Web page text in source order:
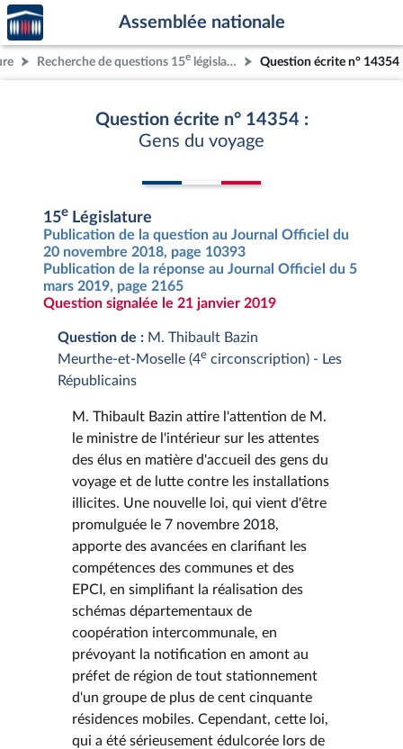
Aller au contenu
Aller en bas de la page
Accèder
à la
page
d'accueil
Assemblée nationale
Recherche de questions 15e législature Question écrite n° 14354
Question écrite n° 14354 :
Gens du voyage
15e Législature
Publication de la question au Journal Officiel du
20 novembre 2018, page 10393
Publication de la réponse au Journal Officiel du 5
mars 2019, page 2165
Question signalée le 21 janvier 2019
Question de : M. Thibault Bazin
Meurthe-et-Moselle (4e circonscription) - Les
Républicains
M. Thibault Bazin attire l'attention de M.
le ministre de l'intérieur sur les attentes
des élus en matière d'accueil des gens du
voyage et de lutte contre les installations
illicites. Une nouvelle loi, qui vient d'être
promulguée le 7 novembre 2018,
apporte des avancées en clarifiant les
compétences des communes et des
EPCI, en simplifiant la réalisation des
schémas départementaux de
coopération intercommunale, en
prévoyant la notification en amont au
préfet de région de tout stationnement
d'un groupe de plus de cent cinquante
résidences mobiles. Cependant, cette loi,
qui a été sérieusement édulcorée lors de